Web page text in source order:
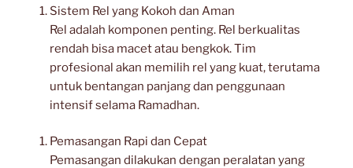
Sistem Rel yang Kokoh dan Aman
Rel adalah komponen penting. Rel berkualitas
rendah bisa macet atau bengkok. Tim
profesional akan memilih rel yang kuat, terutama
untuk bentangan panjang dan penggunaan
intensif selama Ramadhan.
Pemasangan Rapi dan Cepat
Pemasangan dilakukan dengan peralatan yang